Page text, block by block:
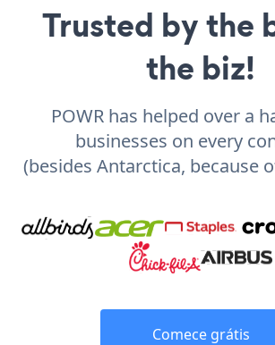
Trusted by the
the biz!
POWR has helped over a
businesses on every
(besides Antarctica, because
Comece grátis